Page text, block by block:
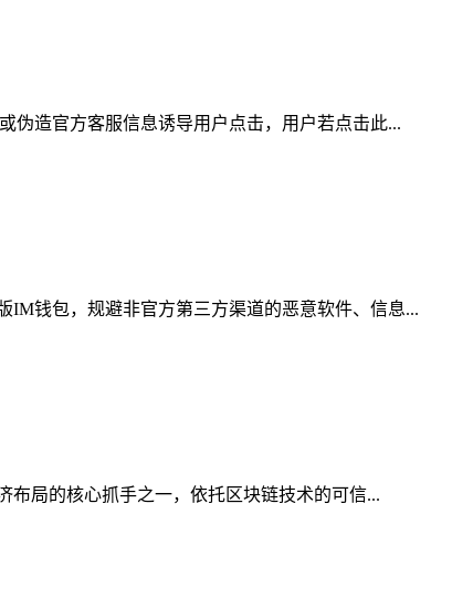
伪造官方客服信息诱导用户点击，用户若点击此...
钱包，规避非官方第三方渠道的恶意软件、信息...
布局的核心抓手之一，依托区块链技术的可信...